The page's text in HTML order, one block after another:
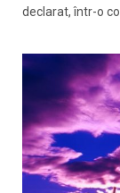
declarat, într-o